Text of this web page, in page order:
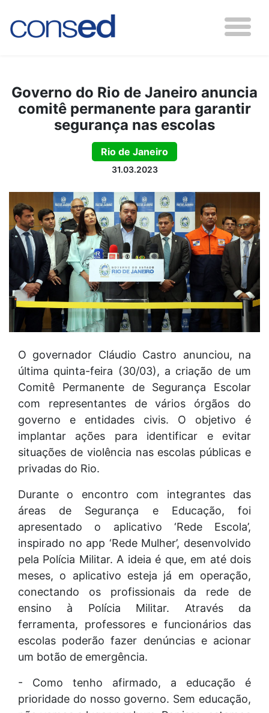
Governo do Rio de Janeiro anuncia
comitê permanente para garantir
segurança nas escolas
Rio de Janeiro
31.03.2023
O governador Cláudio Castro anunciou, na
última quinta-feira (30/03), a criação de um
Comitê Permanente de Segurança Escolar
com representantes de vários órgãos do
governo e entidades civis. O objetivo é
implantar ações para identificar e evitar
situações de violência nas escolas públicas e
privadas do Rio.
Durante o encontro com integrantes das
áreas de Segurança e Educação, foi
apresentado o aplicativo ‘Rede Escola’,
inspirado no app ‘Rede Mulher’, desenvolvido
pela Polícia Militar. A ideia é que, em até dois
meses, o aplicativo esteja já em operação,
conectando os profissionais da rede de
ensino à Polícia Militar. Através da
ferramenta, professores e funcionários das
escolas poderão fazer denúncias e acionar
um botão de emergência.
- Como tenho afirmado, a educação é
prioridade do nosso governo. Sem educação,